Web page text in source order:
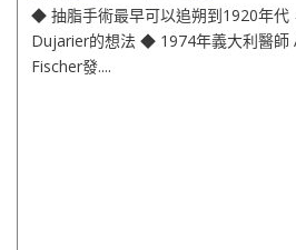
◆ 抽脂手術最早可以追朔到1920年代
Dujarier的想法 ◆ 1974年義大利醫師
Fischer發....